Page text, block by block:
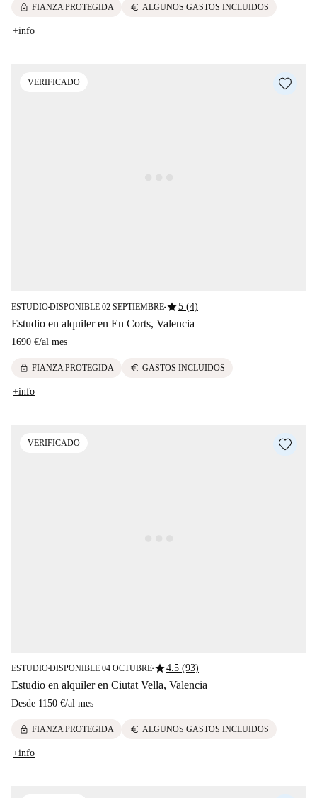
lock FIANZA PROTEGIDA euro ALGUNOS GASTOS INCLUIDOS
+info
VERIFICADO
ESTUDIO■DISPONIBLE 02 SEPTIEMBRE■star5 (4)
Estudio en alquiler en En Corts, Valencia
1690 €/al mes
lock FIANZA PROTEGIDA euro GASTOS INCLUIDOS
+info
VERIFICADO
ESTUDIO■DISPONIBLE 04 OCTUBRE■star4.5 (93)
Estudio en alquiler en Ciutat Vella, Valencia
Desde 1150 €/al mes
lock FIANZA PROTEGIDA euro ALGUNOS GASTOS INCLUIDOS
+info